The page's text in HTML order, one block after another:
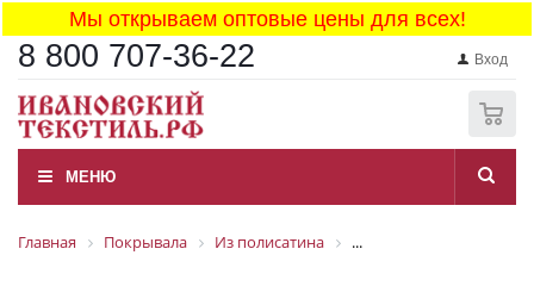
Мы открываем оптовые цены для всех!
8 800 707-36-22 Вход
МЕНЮ
Главная Покрывала Из полисатина ...